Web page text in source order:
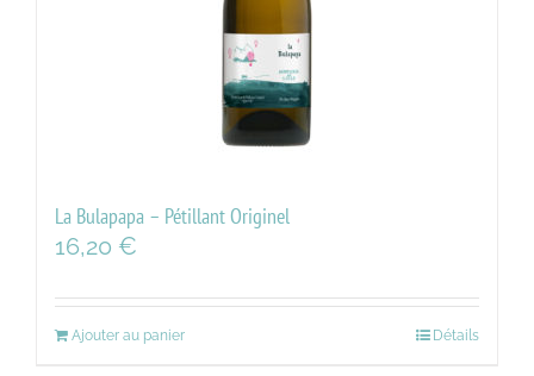
La Bulapapa – Pétillant Originel
16,20 €
Ajouter au panier Détails